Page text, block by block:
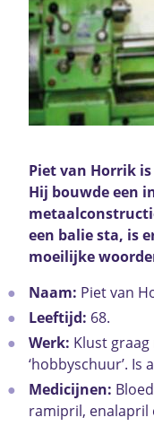
Piet van Horrik
Hij bouwde een
een balie sta, is
moeilijke
Naam: Piet van
Leeftijd: 68.
Werk: Klust
‘hobbyschuur’.
Medicijnen:
ramipril, enalapril